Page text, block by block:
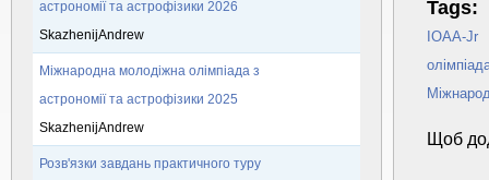
астрономії та астрофізики 2026
SkazhenijAndrew
Міжнародна молодіжна олімпіада з
астрономії та астрофізики 2025
SkazhenijAndrew
Розв'язки завдань практичного туру
Tags:
IOAA-Jr
Щоб